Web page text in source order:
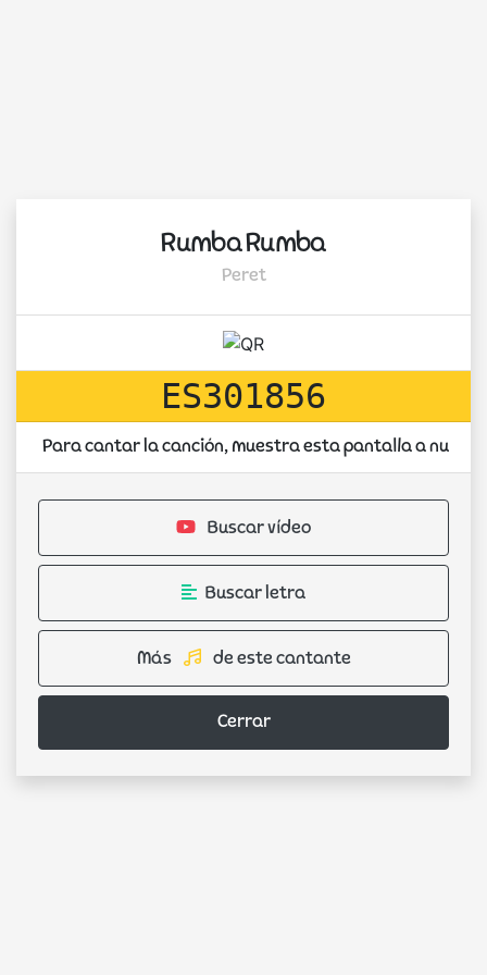
Rumba Rumba
Peret
ES301856
Para cantar la canción, muestra esta pantalla a
Buscar vídeo
Buscar letra
Más de este cantante
Cerrar